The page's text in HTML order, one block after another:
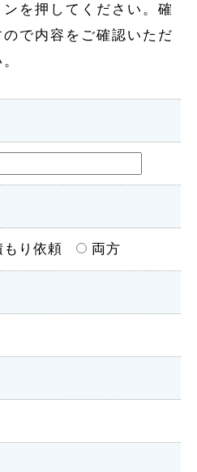
を押してください。確
で内容をご確認いただ
もり依頼 両方